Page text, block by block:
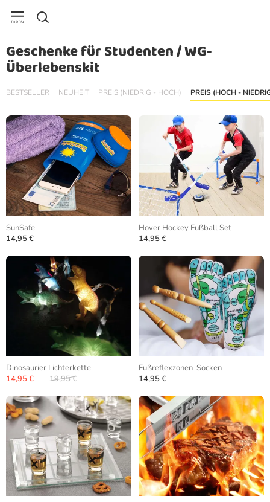
Geschenke für Studenten / WG-
Überlebenskit
BESTSELLER NEUHEIT PREIS (NIEDRIG - HOCH) PREIS (HOCH -
SunSafe
14,95 €
Hover Hockey Fußball Set
14,95 €
Dinosaurier Lichterkette
14,95 €
19,95 €
Fußreflexzonen-Socken
14,95 €